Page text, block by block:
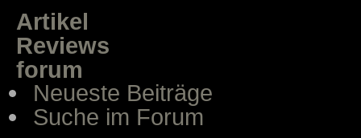
Artikel
Reviews
forum
Neueste Beiträge
Suche im Forum